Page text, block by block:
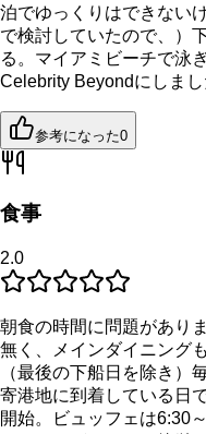
泊でゆっくりはできない
で検討していたので、）
る。マイアミビーチで泳
Celebrity Beyondにしまし
参考になった0
食事
2.0
朝食の時間に問題があり
無く、メインダイニング
（最後の下船日を除き）
寄港地に到着している日
開始。ビュッフェは6:30